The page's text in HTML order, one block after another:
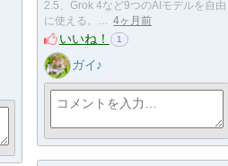
2.5、Grok 4など9つのAIモデルを自由
に使える。…
4ヶ月前
いいね！ 1
ガイ♪